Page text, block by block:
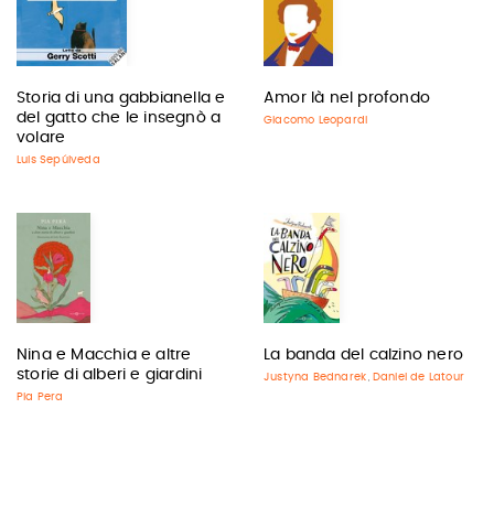
Storia di una gabbianella e
del gatto che le insegnò a
volare
Luis Sepúlveda
Amor là nel profondo
Giacomo Leopardi
Nina e Macchia e altre
storie di alberi e giardini
Pia Pera
La banda del calzino nero
Justyna Bednarek , Daniel de Latour